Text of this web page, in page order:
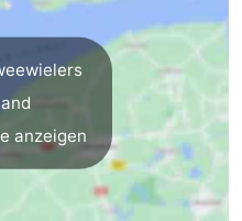
anzeigen